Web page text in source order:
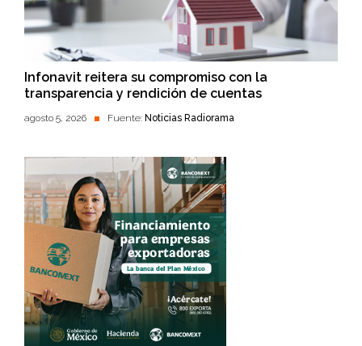
Infonavit reitera su compromiso con la
transparencia y rendición de cuentas
agosto 5, 2026 Fuente: Noticias Radiorama